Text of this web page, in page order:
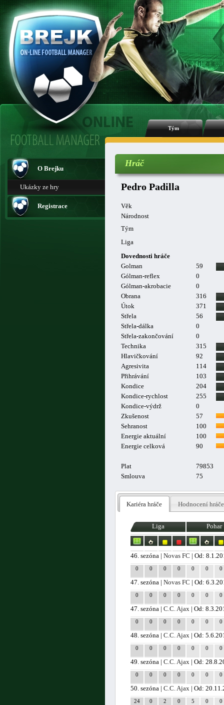
Tým
O Brejku
Ukázky ze hry
Registrace
Hráč
Pedro Padilla
Věk
Národnost
Tým
Liga
Dovednosti hráče
Golman
59
Gólman-reflex
0
Gólman-akrobacie
0
Obrana
316
Útok
371
Střela
56
Střela-dálka
0
Střela-zakončování
0
Technika
315
Hlavičkování
92
Agresivita
114
Přihrávání
103
Kondice
204
Kondice-rychlost
255
Kondice-výdrž
0
Zkušenost
57
Sehranost
100
Energie aktuální
100
Energie celková
90
Plat
79853
Smlouva
75
Kariéra hráče Hodnocení hráče
Liga Pohar
46. sezóna |Novas FC | Od:
0 0 0 0 0 0 0
47. sezóna |Novas FC | Od:
0 0 0 0 0 0 0
47. sezóna |C.C. Ajax | Od:
0 0 0 0 0 0 0
48. sezóna |C.C. Ajax | Od:
0 0 0 0 0 0 0
49. sezóna |C.C. Ajax | Od:
0 0 0 0 0 0 0
50. sezóna |C.C. Ajax | Od:
24 0 2 0 5 0 0